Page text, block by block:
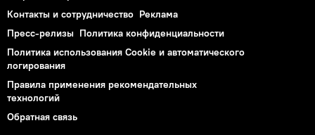
Контакты и сотрудничество Реклама
Пресс-релизы Политика конфиденциальности
Политика использования Cookie и автоматического
логирования
Правила применения рекомендательных
технологий
Обратная связь